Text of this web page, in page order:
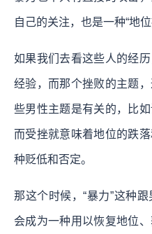
自己的关注，也是一种“地位
如果我们去看这些人的经
经验，而那个挫败的主题
些男性主题是有关的，比
而受挫就意味着地位的跌
种贬低和否定。
那这个时候，“暴力”这种
会成为一种用以恢复地位